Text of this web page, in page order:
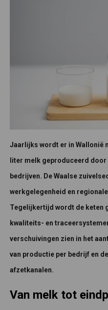
Jaarlijks wordt er in Wallonië
liter melk geproduceerd
bedrijven. De Waalse
werkgelegenheid en
Tegelijkertijd wordt de keten
kwaliteits- en
verschuivingen zien in het
van productie per bedrijf en
afzetkanalen.
Van melk tot